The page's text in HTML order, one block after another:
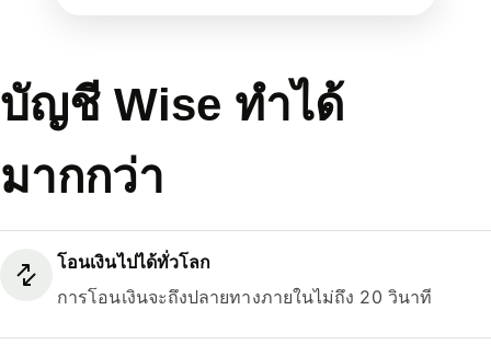
บัญชี Wise ทำได้
มากกว่า
โอนเงินไปได้ทั่วโลก
การโอนเงินจะถึงปลายทางภายในไม่ถึง 20 วินาที